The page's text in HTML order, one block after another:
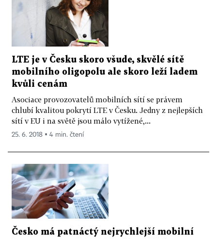
LTE je v Česku skoro všude, skvělé sítě
mobilního oligopolu ale skoro leží ladem
kvůli cenám
Asociace provozovatelů mobilních sítí se právem
chlubí kvalitou pokrytí LTE v Česku. Jedny z nejlepších
sítí v EU i na světě jsou málo vytížené,...
25. 6. 2018 ▪ 4 min. čtení
Česko má patnáctý nejrychlejší mobilní